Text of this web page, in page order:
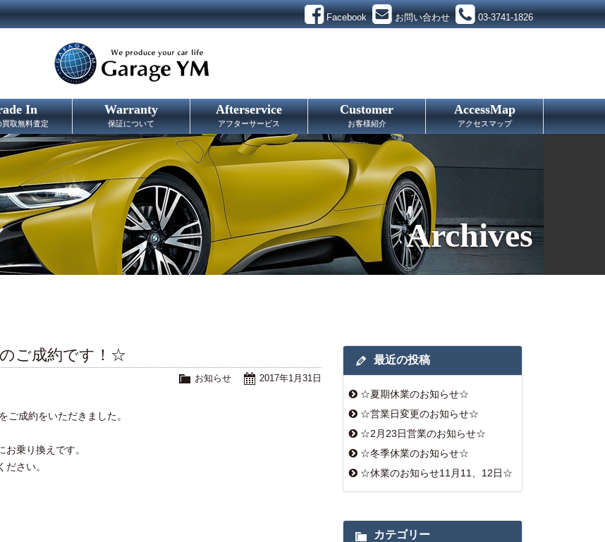
Facebook お問い合わせ 03-3741-1826
In
買取無料査定
Warranty
保証について
Afterservice
アフターサービス
Customer
お客様紹介
AccessMap
アクセスマップ
Archives
ご成約です！☆
2017年1月31日
お知らせ
成約をいただきました。
乗り換えです。
さい。
最近の投稿
☆夏期休業のお知らせ☆
☆営業日変更のお知らせ☆
☆2月23日営業のお知らせ☆
☆冬季休業のお知らせ☆
☆休業のお知らせ11月11、12日☆
カテゴリー